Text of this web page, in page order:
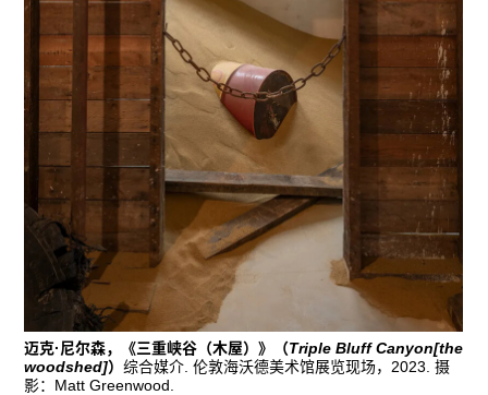
迈克·尼尔森，《三重峡谷（木屋）》（Triple Bluff Canyon[the
woodshed]）综合媒介. 伦敦海沃德美术馆展览现场，2023. 摄
影：Matt Greenwood.